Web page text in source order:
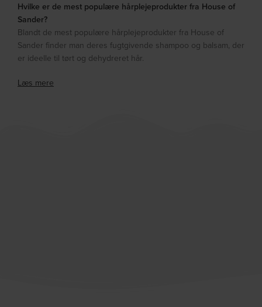
Hvilke er de mest populære hårplejeprodukter fra House of
Sander?
Blandt de mest populære hårplejeprodukter fra House of
Sander finder man deres fugtgivende shampoo og balsam, der
er ideelle til tørt og dehydreret hår.
Læs mere